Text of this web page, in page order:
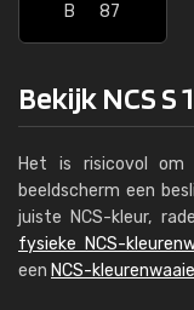
B
87
Bekijk NCS
Het is risicovol
beeldscherm een
juiste NCS-kleur,
fysieke NCS-
een NCS-